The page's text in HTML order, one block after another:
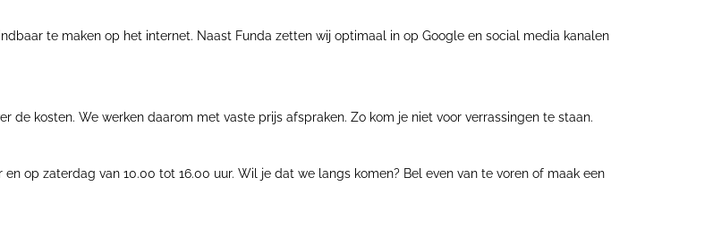
te maken op het internet. Naast Funda zetten wij optimaal in op Google en social media kanalen
de kosten. We werken daarom met vaste prijs afspraken. Zo kom je niet voor verrassingen te staan.
op zaterdag van 10.00 tot 16.00 uur. Wil je dat we langs komen? Bel even van te voren of maak een